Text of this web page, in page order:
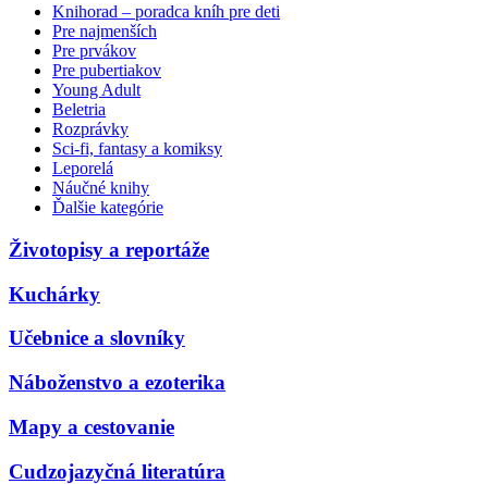
Knihorad – poradca kníh pre deti
Pre najmenších
Pre prvákov
Pre pubertiakov
Young Adult
Beletria
Rozprávky
Sci-fi, fantasy a komiksy
Leporelá
Náučné knihy
Ďalšie kategórie
Životopisy a reportáže
Kuchárky
Učebnice a slovníky
Náboženstvo a ezoterika
Mapy a cestovanie
Cudzojazyčná literatúra